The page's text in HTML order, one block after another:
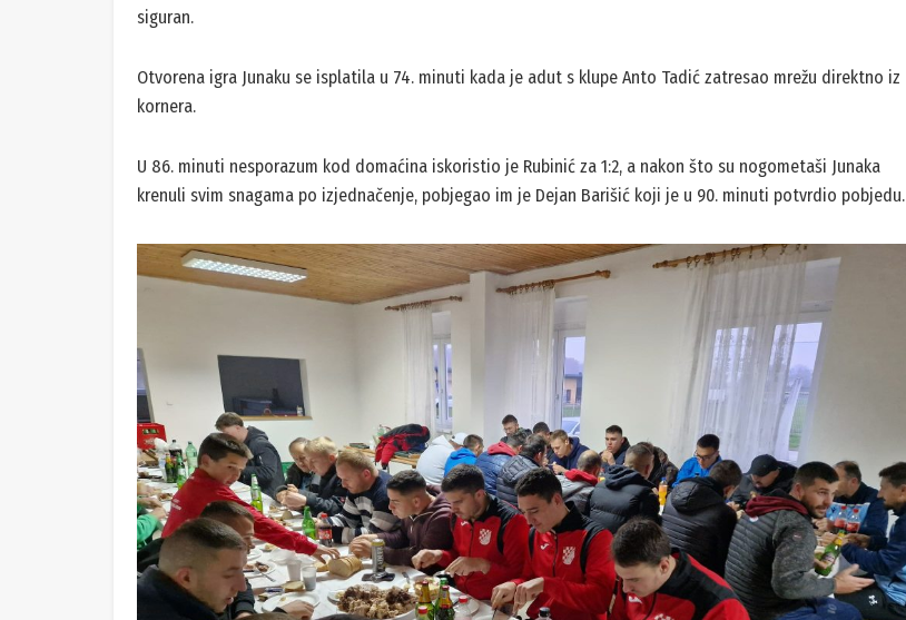
siguran.
Otvorena igra Junaku se isplatila u 74. minuti kada je adut s klupe Anto Tadić zatresao mrežu direktno iz
kornera.
U 86. minuti nesporazum kod domaćina iskoristio je Rubinić za 1:2, a nakon što su nogometaši Junaka
krenuli svim snagama po izjednačenje, pobjegao im je Dejan Barišić koji je u 90. minuti potvrdio pobjedu.